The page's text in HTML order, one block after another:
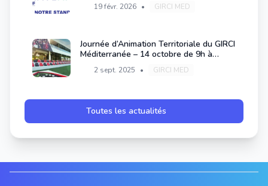
19 févr. 2026 • GIRCI MED
Journée d’Animation Territoriale du GIRCI
Méditerranée – 14 octobre de 9h à
19h30 au Rugby Club Toulonnais
Exemplaire
2 sept. 2025 • GIRCI MED
Toutes les actualités